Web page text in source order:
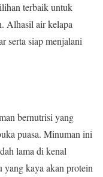
terbaik untuk
Alhasil air kelapa
serta siap menjalani
bernutrisi yang
puasa. Minuman ini
lama di kenal
yang kaya akan protein